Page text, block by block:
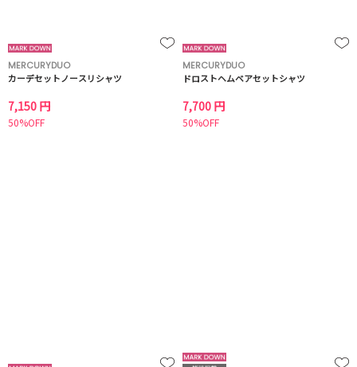
MERCURYDUO
カーデセットノースリシャツ
7,150 円
50%OFF
MERCURYDUO
ドロストヘムベアセットシャツ
7,700 円
50%OFF